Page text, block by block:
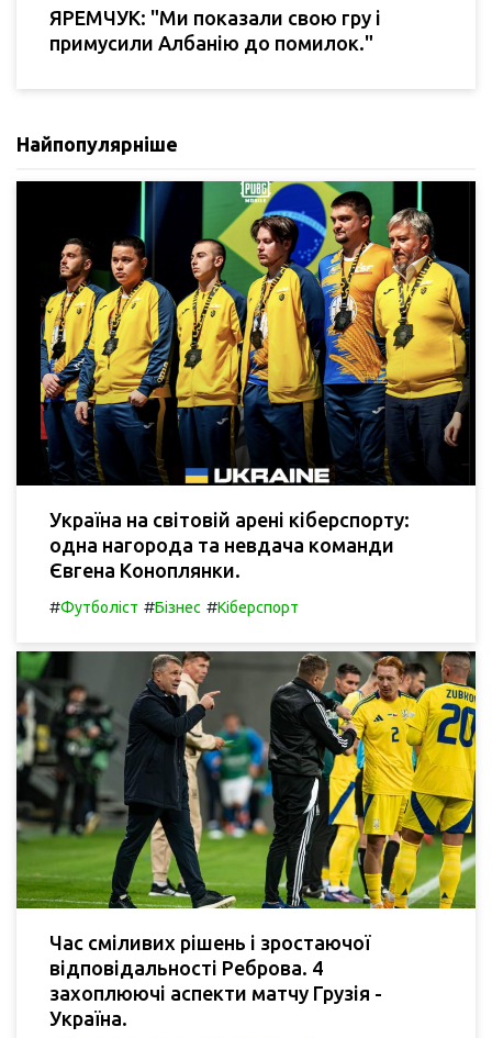
ЯРЕМЧУК: "Ми показали свою гру і
примусили Албанію до помилок."
Найпопулярніше
Україна на світовій арені кіберспорту:
одна нагорода та невдача команди
Євгена Коноплянки.
#Футболіст #Бізнес #Кіберспорт
Час сміливих рішень і зростаючої
відповідальності Реброва. 4
захоплюючі аспекти матчу Грузія -
Україна.